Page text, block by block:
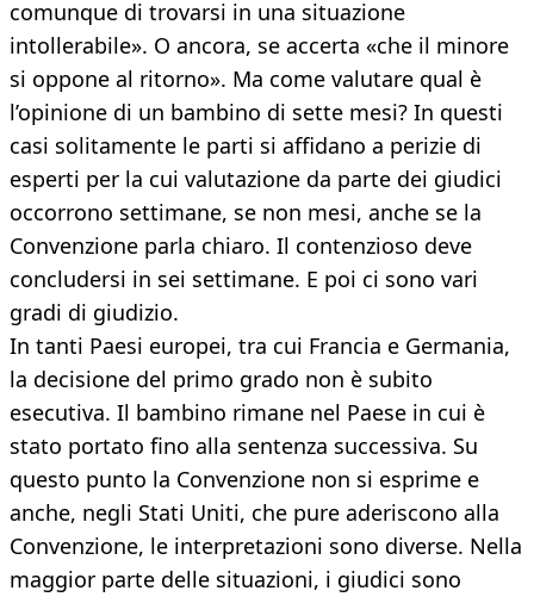
comunque di trovarsi in una situazione
intollerabile». O ancora, se accerta «che il minore
si oppone al ritorno». Ma come valutare qual è
l’opinione di un bambino di sette mesi? In questi
casi solitamente le parti si affidano a perizie di
esperti per la cui valutazione da parte dei giudici
occorrono settimane, se non mesi, anche se la
Convenzione parla chiaro. Il contenzioso deve
concludersi in sei settimane. E poi ci sono vari
gradi di giudizio.
In tanti Paesi europei, tra cui Francia e Germania,
la decisione del primo grado non è subito
esecutiva. Il bambino rimane nel Paese in cui è
stato portato fino alla sentenza successiva. Su
questo punto la Convenzione non si esprime e
anche, negli Stati Uniti, che pure aderiscono alla
Convenzione, le interpretazioni sono diverse. Nella
maggior parte delle situazioni, i giudici sono